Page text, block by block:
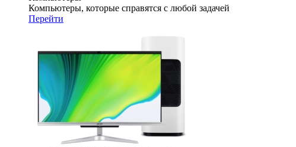
Компьютеры, которые справятся с любой задачей
Перейти